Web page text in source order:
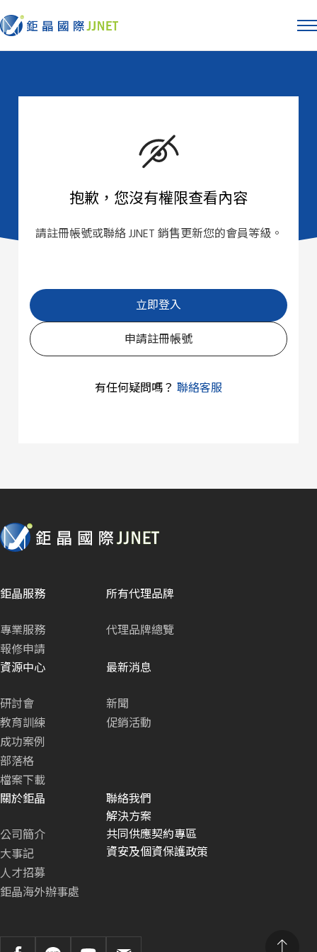
抱歉，您沒有權限查看內容
請註冊帳號或聯絡 JJNET 銷售更新您的會員等級。
立即登入
申請註冊帳號
有任何疑問嗎？ 聯絡客服
鉅晶服務
專業服務
報修申請
所有代理品牌
代理品牌總覽
資源中心
研討會
教育訓練
成功案例
部落格
檔案下載
最新消息
新聞
促銷活動
關於鉅晶
公司簡介
大事記
人才招募
鉅晶海外辦事處
聯絡我們
解決方案
共同供應契約專區
資安及個資保護政策